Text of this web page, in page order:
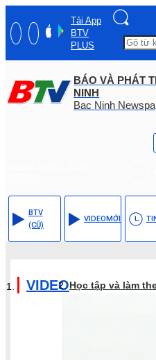
Tải App
BTV
PLUS
BÁO VÀ PHÁT
NINH
Bac Ninh
BTV
(CŨ)
VIDEOMỚI
VIDEOHọc tập và làm